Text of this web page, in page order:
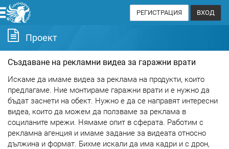
РЕГИСТРАЦИЯ ВХОД
Проект
Създаване на рекламни видеа за гаражни врати
Искаме да имаме видеа за реклама на продукти, които
предлагаме. Ние монтираме гаражни врати и е нужно да
бъдат заснети на обект. Нужно е да се направят интересни
видеа, които да можем да ползваме за реклама в
социланите мрежи. Нямаме опит в сферата. Работим с
рекламна агенция и имаме задание за видеата относно
дължина и формат. Бихме искали да има кадри и с дрон,